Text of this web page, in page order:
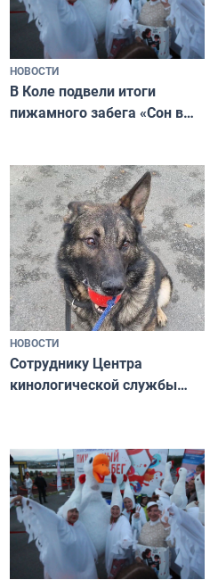
НОВОСТИ
В Коле подвели итоги
пижамного забега «Сон в
НОВОСТИ
Сотруднику Центра
кинологической службы